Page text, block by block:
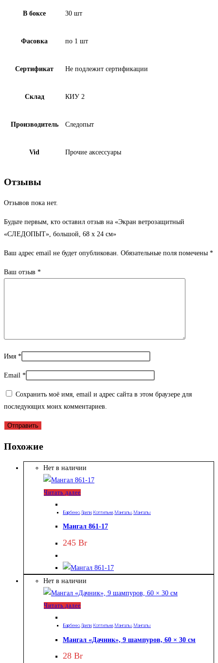
В боксе 30 шт
Фасовка по 1 шт
Сертификат Не подлежит сертификации
Склад КИУ 2
Производитель Следопыт
Vid Прочие аксессуары
Отзывы
Отзывов пока нет.
Будьте первым, кто оставил отзыв на «Экран ветрозащитный
«СЛЕДОПЫТ», большой, 68 х 24 см»
Ваш адрес email не будет опубликован. Обязательные поля помечены *
Ваш отзыв *
Имя *
Email *
Сохранить моё имя, email и адрес сайта в этом браузере для
последующих моих комментариев.
Похожие
Нет в наличии
Читать далее
Барбекю Грили Коптильни Мангалы Мангалы
Мангал 861-17
245 Br
Нет в наличии
Читать далее
Барбекю, Грили, Коптильни, Мангалы, Мангалы
Мангал «Дачник», 9 шампуров, 60 × 30 см
28 Br